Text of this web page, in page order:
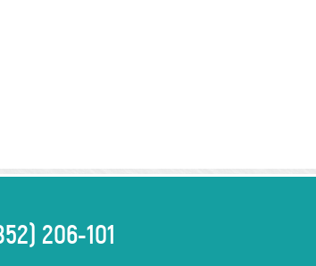
206-101